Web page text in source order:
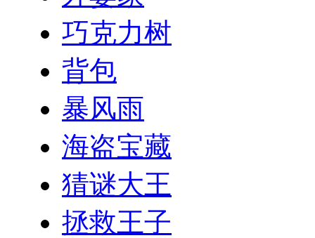
巧克力树
背包
暴风雨
海盗宝藏
猜谜大王
拯救王子